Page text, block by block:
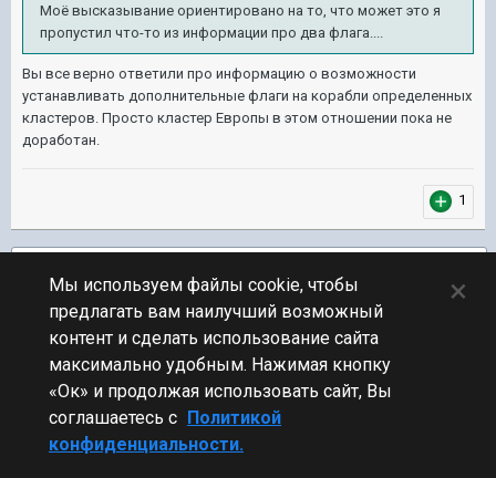
Моё высказывание ориентировано на то, что может это я
пропустил что-то из информации про два флага....
Вы все верно ответили про информацию о возможности
устанавливать дополнительные флаги на корабли определенных
кластеров. Просто кластер Европы в этом отношении пока не
доработан.
1
ПЕРЕЙТИ К СПИСКУ ТЕМ
Обсуждение Мира Кораблей
Стиль
Мы используем файлы cookie, чтобы
предлагать вам наилучший возможный
контент и сделать использование сайта
максимально удобным. Нажимая кнопку
«Ок» и продолжая использовать сайт, Вы
соглашаетесь с Политикой
конфиденциальности.
×